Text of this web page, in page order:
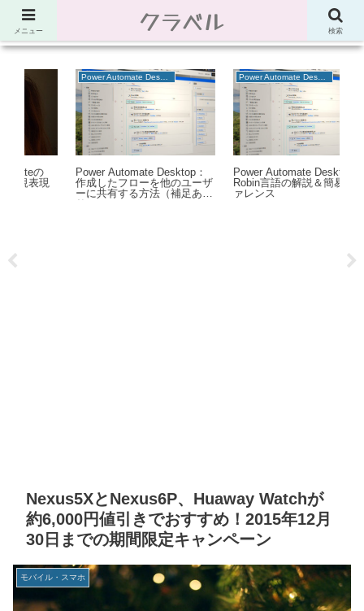
節約、こだわり、使い道。「決め手」がわかる比較サイト。でしたが最近は雑
多なブログ
Power Automate Desktop
Power Automate Desktop：
作成したフローを他のユーザ
ーに共有する方法（補足あ
Power Automate Desktop
Power Automate Desktop：
Robin言語の解説＆簡易リフ
ァレンス
Nexus5XとNexus6P、Huaway Watchが
約6,000円値引きでおすすめ！2015年12月
30日までの期間限定キャンペーン
モバイル・スマホ
メニュー クラベル 検索